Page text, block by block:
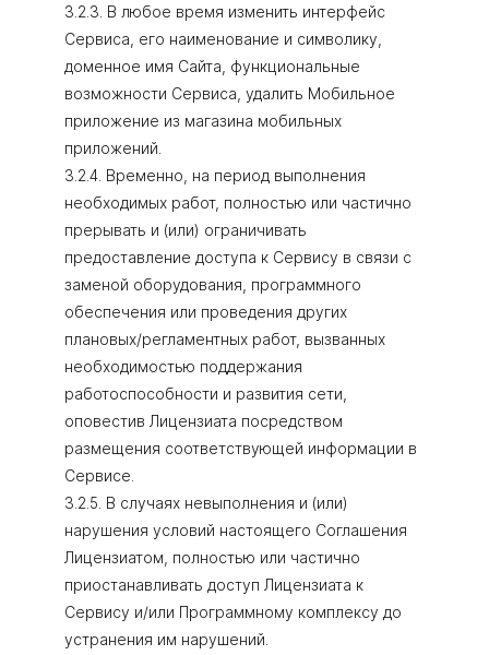
3.2.3. В любое время изменить интерфейс
Сервиса, его наименование и символику,
доменное имя Сайта, функциональные
возможности Сервиса, удалить Мобильное
приложение из магазина мобильных
приложений.
3.2.4. Временно, на период выполнения
необходимых работ, полностью или частично
прерывать и (или) ограничивать
предоставление доступа к Сервису в связи с
заменой оборудования, программного
обеспечения или проведения других
плановых/регламентных работ, вызванных
необходимостью поддержания
работоспособности и развития сети,
оповестив Лицензиата посредством
размещения соответствующей информации в
Сервисе.
3.2.5. В случаях невыполнения и (или)
нарушения условий настоящего Соглашения
Лицензиатом, полностью или частично
приостанавливать доступ Лицензиата к
Сервису и/или Программному комплексу до
устранения им нарушений.